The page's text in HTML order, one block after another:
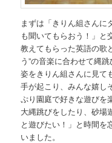
まずは「きりん組さんに
も聞いてもらおう！」と
教えてもらった英語の歌
う”の音楽に合わせて縄
姿をきりん組さんに見て
手が起こり、みんな嬉し
ぷり園庭で好きな遊びを
大縄跳びをしたり、砂
と遊びたい！」と時間を
いました。